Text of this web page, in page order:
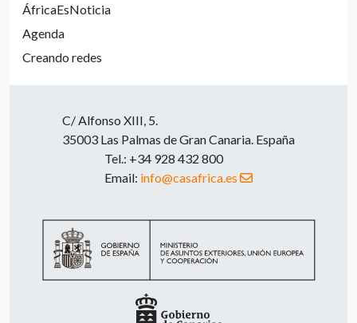
ÁfricaEsNoticia
Agenda
Creando redes
C/ Alfonso XIII, 5.
35003 Las Palmas de Gran Canaria. España
Tel.: +34 928 432 800
Email: info@casafrica.es